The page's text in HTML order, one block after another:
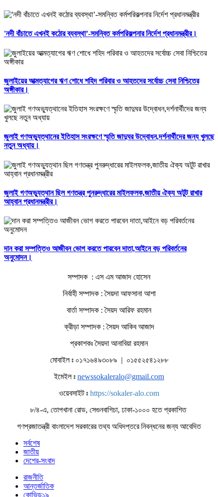
'নদী বাঁচাতে এখনই কঠোর ব্যবস্থা’-সমন্বিত কর্মপরিকল্পনার নির্দেশ প্রধানমন্ত্রীর।
জুলাইয়ের আত্মত্যাগের ঋণ শোধে শহিদ পরিবার ও আহতদের সর্বোচ্চ সেবা নিশ্চিতের
অঙ্গীকার।
জুলাই গণঅভ্যুত্থানের ইতিহাস সংরক্ষণে স্মৃতি জাদুঘর উদ্বোধন,দর্শনার্থীদের জন্য খুলছে
নতুন অধ্যায়।
জুলাই গণঅভ্যুত্থান ছিল গণতন্ত্র পুনরুদ্ধারের মাইলফলক,জাতীয় ঐক্য অটুট রাখার
আহ্বান প্রধানমন্ত্রীর।
দান করা সম্পত্তিও আজীবন ভোগ করতে পারবেন দাতা,আইনে বড় পরিবর্তনের
অনুমোদন।
সম্পাদক : এস এম আজাদ হোসেন
নির্বাহী সম্পাদক : সৈয়দা আফসানা আশা
বার্তা সম্পাদক : সৈয়দ আরিফ রহমান
ক্রীড়া সম্পাদক : সৈয়দ আকিব আজাদ
প্রকাশকঃ সৈয়দা আনাবিয়া রহমান
মোবাইল ঃ ০১৭১৬৪৯৩০৮৯ | ০১৫৫২৫৪১২৮৮
ইমেইল ঃ newssokaleralo@gmail.com
ওয়েবসাইট ঃ https://sokaler-alo.com
৮/৪-এ, তোপখানা রোড, সেগুনবাগিচা, ঢাকা-১০০০ হতে প্রকাশিত
গণপ্রজাতন্ত্রী বাংলাদেশ সরকারের তথ্য অধিদপ্তরে নিবন্ধনের জন্য আবেদিত
সর্বশেষ
জাতীয়
দেশের-সংবাদ
রাজনীতি
আন্তর্জাতিক
কোভিড১৯